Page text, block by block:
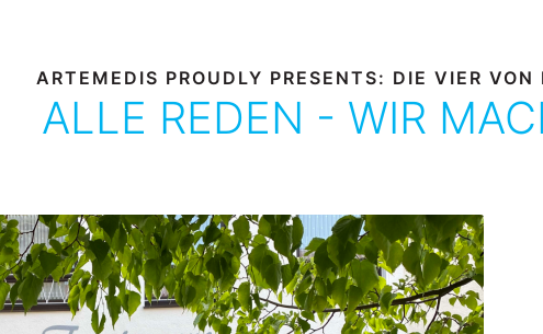
ARTEMEDIS PROUDLY PRESENTS: DIE VIER VON
ALLE REDEN - WIR